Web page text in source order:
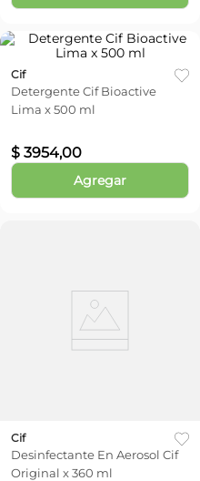
Cif
Detergente Cif Bioactive
Lima x 500 ml
$ 3954,00
Agregar
Cif
Desinfectante En Aerosol Cif
Original x 360 ml